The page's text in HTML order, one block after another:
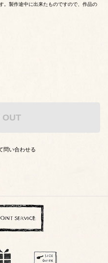
。製作途中に出来たものですので、作品の
OUT
問い合わせる